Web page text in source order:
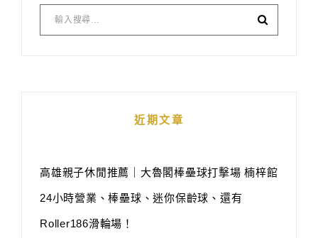
近期文章
高雄親子休閒推薦｜大魯閣棒壘球打擊場 楠梓館
24小時營業、棒壘球、迷你保齡球、還有
Roller186滑輪場！